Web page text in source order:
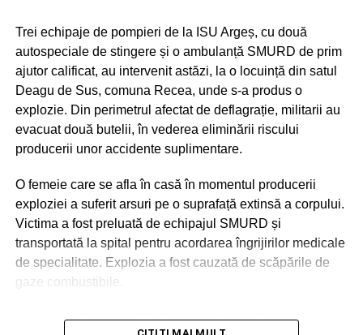
Trei echipaje de pompieri de la ISU Argeș, cu două
autospeciale de stingere și o ambulanță SMURD de prim
ajutor calificat, au intervenit astăzi, la o locuință din satul
Deagu de Sus, comuna Recea, unde s-a produs o
explozie. Din perimetrul afectat de deflagrație, militarii au
evacuat două butelii, în vederea eliminării riscului
producerii unor accidente suplimentare.
O femeie care se afla în casă în momentul producerii
exploziei a suferit arsuri pe o suprafață extinsă a corpului.
Victima a fost preluată de echipajul SMURD și
transportată la spital pentru acordarea îngrijirilor medicale
de specialitate. Explozia a fost cauzată de scăpările de
gaze combustibile.
Urmărește Incomod Media și pe Google News